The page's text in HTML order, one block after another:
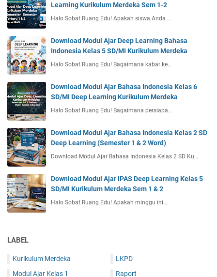
Learning Kurikulum Merdeka Sem 1-2
Halo Sobat Ruang Edu! Apakah siswa Anda …
Download Modul Ajar Deep Learning Bahasa
Indonesia Kelas 5 SD/MI Kurikulum Merdeka
Halo Sobat Ruang Edu! Bagaimana kabar ke…
Download Modul Ajar Bahasa Indonesia Kelas 6
SD/MI Deep Learning Kurikulum Merdeka
Halo Sobat Ruang Edu! Bagaimana persiapa…
Download Modul Ajar Bahasa Indonesia Kelas 2 SD
Deep Learning (Semester 1 & 2 Word)
Download Modul Ajar Bahasa Indonesia Kelas 2 SD Ku…
Download Modul Ajar IPAS Deep Learning Kelas 5
SD/MI Kurikulum Merdeka Sem 1 & 2
Halo Sobat Ruang Edu! Apakah minggu ini …
LABEL
Kurikulum Merdeka
Modul Ajar Kelas 1
LKPD
Raport